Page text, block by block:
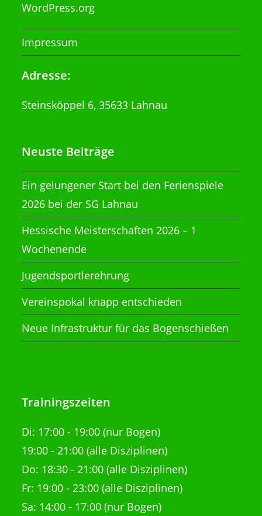
WordPress.org
Impressum
Adresse:
Steinsköppel 6, 35633 Lahnau
Neuste Beiträge
Ein gelungener Start bei den Ferienspiele
2026 bei der SG Lahnau
Hessische Meisterschaften 2026 – 1
Wochenende
Jugendsportlerehrung
Vereinspokal knapp entschieden
Neue Infrastruktur für das Bogenschießen
Trainingszeiten
Di: 17:00 - 19:00 (nur Bogen)
19:00 - 21:00 (alle Disziplinen)
Do: 18:30 - 21:00 (alle Disziplinen)
Fr: 19:00 - 23:00 (alle Disziplinen)
Sa: 14:00 - 17:00 (nur Bogen)